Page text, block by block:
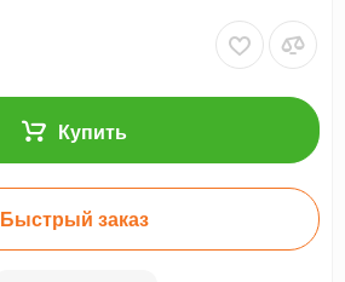
Купить
Быстрый заказ